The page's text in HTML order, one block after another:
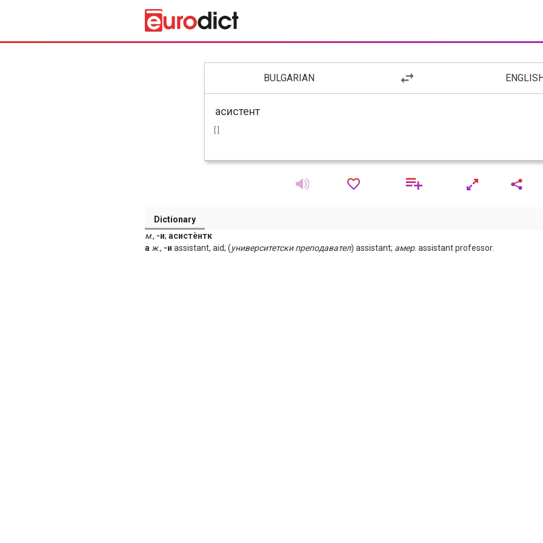
BULGARIAN
Dictionary
м., -и; асистѐнтк
а ж., -и assistant, aid; (университетски преподавател) assistant; амер. assistant professor.